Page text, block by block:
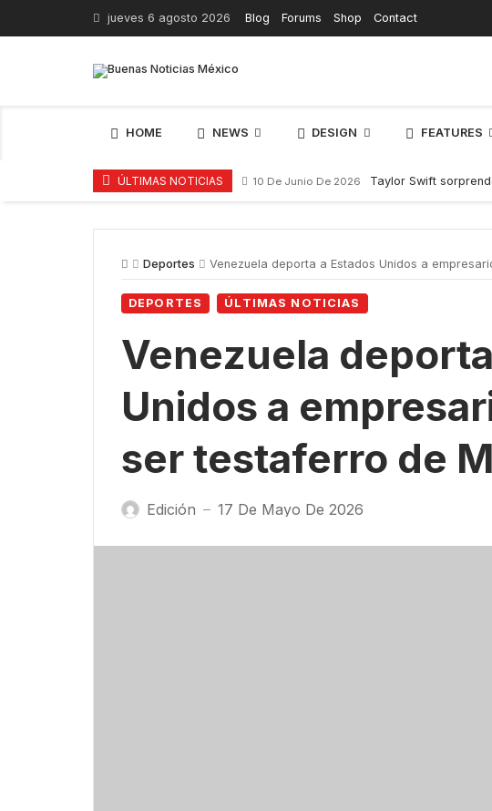
jueves 6 agosto 2026 Blog Forums Shop Contact
HOME NEWS DESIGN FEATURES
ÚLTIMAS NOTICIAS 10 De Junio De 2026 Taylor Swift
Deportes Venezuela deporta a Estados Unidos a
DEPORTES ÚLTIMAS NOTICIAS
Venezuela
Unidos a
ser testaferro de
Edición — 17 De Mayo De 2026